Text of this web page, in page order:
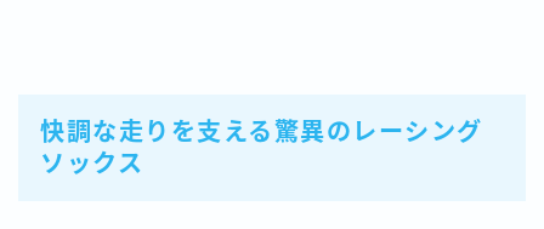
快調な走りを支える驚異のレーシング
ソックス